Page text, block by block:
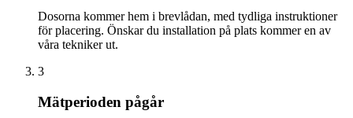
Dosorna kommer hem i brevlådan, med tydliga instruktioner
för placering. Önskar du installation på plats kommer en av
våra tekniker ut.
3
Mätperioden pågår